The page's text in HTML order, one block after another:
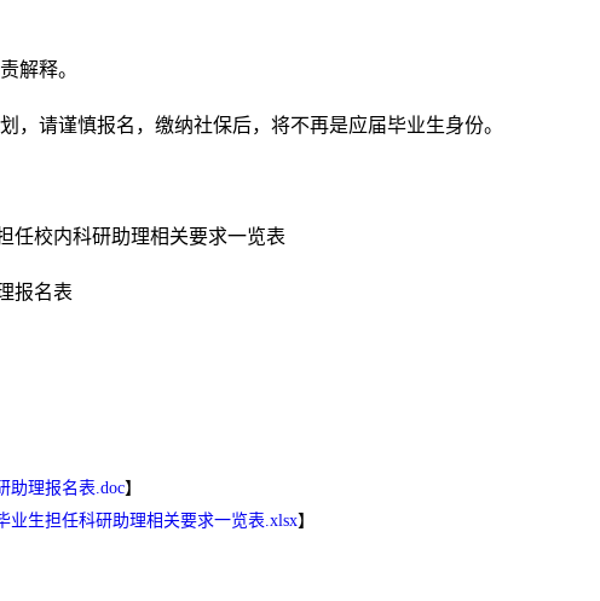
解释。
，请谨慎报名，缴纳社保后，将不再是应届毕业生身份。
任校内科研助理相关要求一览表
报名表
助理报名表.doc】
业生担任科研助理相关要求一览表.xlsx】